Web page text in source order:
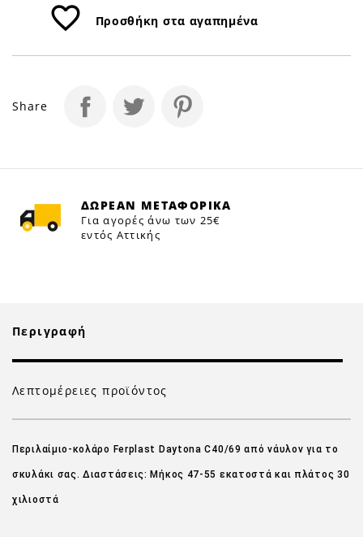
favorite_border Προσθήκη στα αγαπημένα
Share
ΔΩΡΕΑΝ ΜΕΤΑΦΟΡΙΚΑ
Για αγορές άνω των 25€
εντός Αττικής
Περιγραφή
Λεπτομέρειες προϊόντος
Περιλαίμιο-κολάρο Ferplast Daytona C40/69 από νάυλον για το
σκυλάκι σας. Διαστάσεις: Μήκος 47-55 εκατοστά και πλάτος 30
χιλιοστά